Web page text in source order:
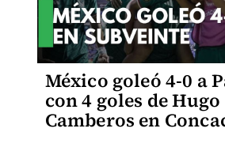
México goleó 4-0 a
con 4 goles de Hugo
Camberos en